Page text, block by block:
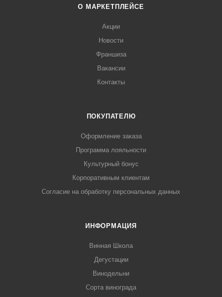
О МАРКЕТПЛЕЙСЕ
Акции
Новости
Франшиза
Вакансии
Контакты
ПОКУПАТЕЛЮ
Оформление заказа
Программа лояльности
Культурный бонус
Корпоративным клиентам
Согласие на обработку персональных данных
ИНФОРМАЦИЯ
Винная Школа
Дегустации
Винодельни
Сорта винограда